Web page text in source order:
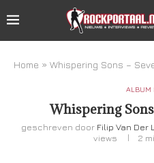
Home » Whispering Sons –
ALBUM
Whispering
geschreven door Filip Van Der
views
2